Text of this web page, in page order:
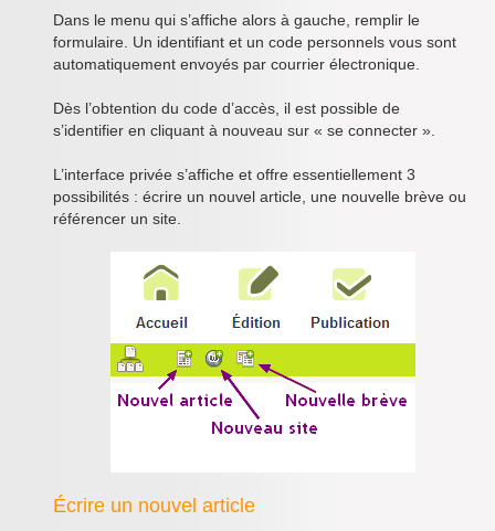
Dans le menu qui s’affiche alors à gauche, remplir le
formulaire. Un identifiant et un code personnels vous sont
automatiquement envoyés par courrier électronique.
Dès l’obtention du code d’accès, il est possible de
s’identifier en cliquant à nouveau sur « se connecter ».
L’interface privée s’affiche et offre essentiellement 3
possibilités : écrire un nouvel article, une nouvelle brève ou
référencer un site.
Écrire un nouvel article